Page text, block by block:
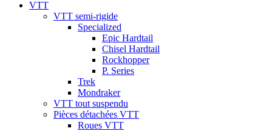
VTT
VTT semi-rigide
Specialized
Epic Hardtail
Chisel Hardtail
Rockhopper
P. Series
Trek
Mondraker
VTT tout suspendu
Pièces détachées VTT
Roues VTT